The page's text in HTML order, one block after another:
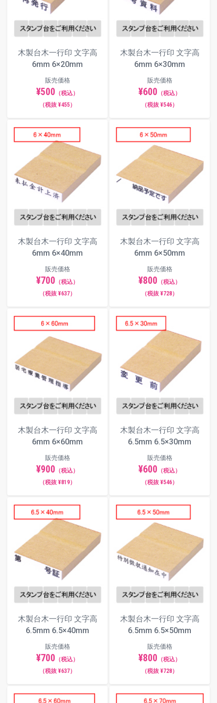
木製台木一行印 文字高
6mm 6×20mm
販売価格
¥500 （税込）
（税抜 ¥455）
木製台木一行印 文字高
6mm 6×30mm
販売価格
¥600 （税込）
（税抜 ¥546）
木製台木一行印 文字高
6mm 6×40mm
販売価格
¥700 （税込）
（税抜 ¥637）
木製台木一行印 文字高
6mm 6×50mm
販売価格
¥800 （税込）
（税抜 ¥728）
木製台木一行印 文字高
6mm 6×60mm
販売価格
¥900 （税込）
（税抜 ¥819）
木製台木一行印 文字高
6.5mm 6.5×30mm
販売価格
¥600 （税込）
（税抜 ¥546）
木製台木一行印 文字高
6.5mm 6.5×40mm
販売価格
¥700 （税込）
（税抜 ¥637）
木製台木一行印 文字高
6.5mm 6.5×50mm
販売価格
¥800 （税込）
（税抜 ¥728）